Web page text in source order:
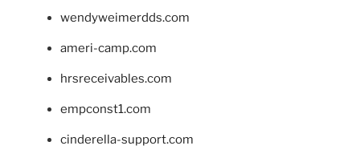
wendyweimerdds.com
ameri-camp.com
hrsreceivables.com
empconst1.com
cinderella-support.com